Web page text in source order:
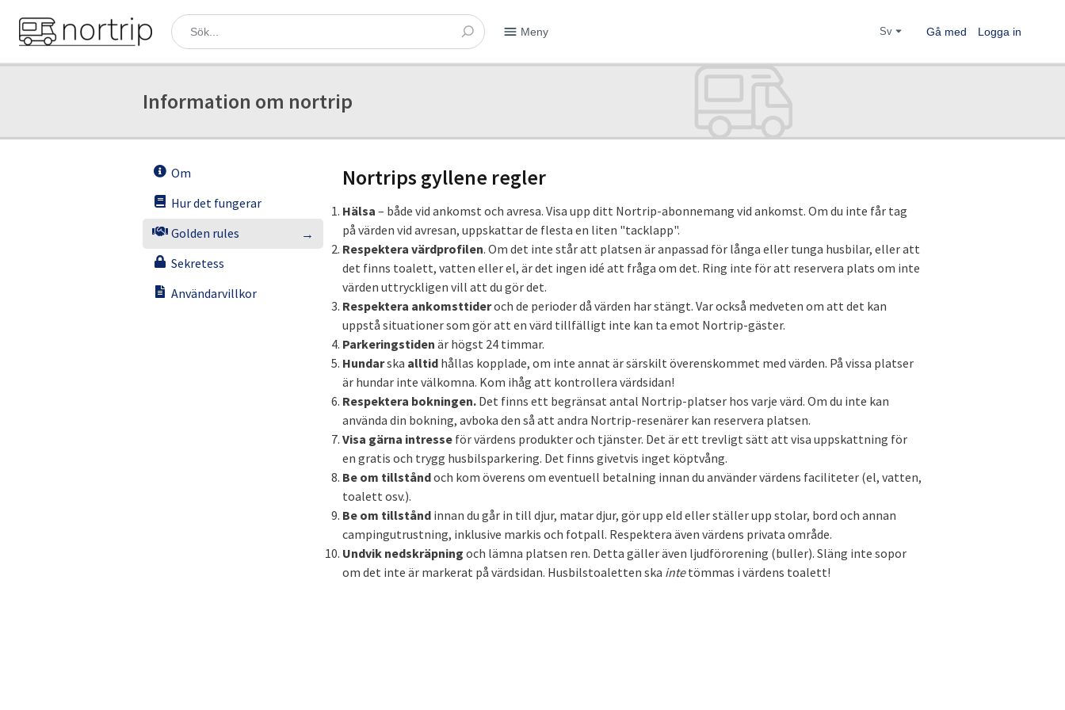
Meny sv Gå med Logga in
Information om nortrip
Om
Hur det fungerar
Golden rules
Sekretess
Användarvillkor
Nortrips gyllene regler
Hälsa – både vid ankomst och avresa. Visa upp ditt Nortrip-abonnemang vid ankomst. Om du inte får tag
på värden vid avresan, uppskattar de flesta en liten "tacklapp".
Respektera värdprofilen. Om det inte står att platsen är anpassad för långa eller tunga husbilar, eller att
det finns toalett, vatten eller el, är det ingen idé att fråga om det. Ring inte för att reservera plats om inte
värden uttryckligen vill att du gör det.
Respektera ankomsttideroch de perioder då värden har stängt. Var också medveten om att det kan
uppstå situationer som gör att en värd tillfälligt inte kan ta emot Nortrip-gäster.
Parkeringstiden är högst 24 timmar.
Hundarska alltid hållas kopplade, om inte annat är särskilt överenskommet med värden. På vissa platser
är hundar inte välkomna. Kom ihåg att kontrollera värdsidan!
Respektera bokningen. Det finns ett begränsat antal Nortrip-platser hos varje värd. Om du inte kan
använda din bokning, avboka den så att andra Nortrip-resenärer kan reservera platsen.
Visa gärna intresse för värdens produkter och tjänster. Det är ett trevligt sätt att visa uppskattning för
en gratis och trygg husbilsparkering. Det finns givetvis inget köptvång.
Be om tillståndoch kom överens om eventuell betalning innan du använder värdens faciliteter (el, vatten,
toalett osv.).
Be om tillstånd innan du går in till djur, matar djur, gör upp eld eller ställer upp stolar, bord och annan
campingutrustning, inklusive markis och fotpall. Respektera även värdens privata område.
Undvik nedskräpning och lämna platsen ren. Detta gäller även ljudförorening (buller). Släng inte sopor
om det inte är markerat på värdsidan. Husbilstoaletten ska intetömmas i värdens toalett!